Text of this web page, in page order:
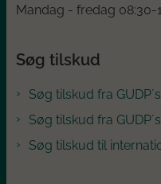
Mandag - fredag 08:30-
Søg tilskud
Søg tilskud fra
Søg tilskud fra
Søg tilskud til